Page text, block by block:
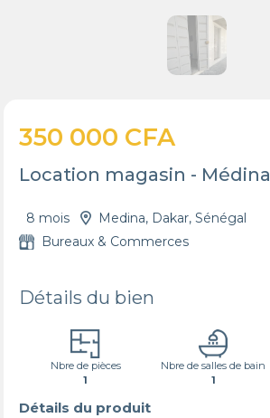
350 000 CFA
Location magasin - Médina
8 mois
Medina, Dakar, Sénégal
Bureaux & Commerces
Détails du bien
Nbre de pièces
1
Nbre de salles de bain
1
Détails du produit